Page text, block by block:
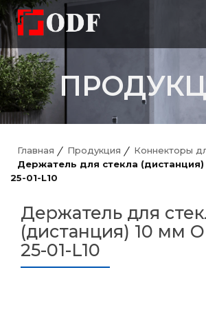
Главная Продукция
Коннекторы
Держатель для стекла
25-01-L10
Держатель для
(дистанция) 10 мм
25-01-L10